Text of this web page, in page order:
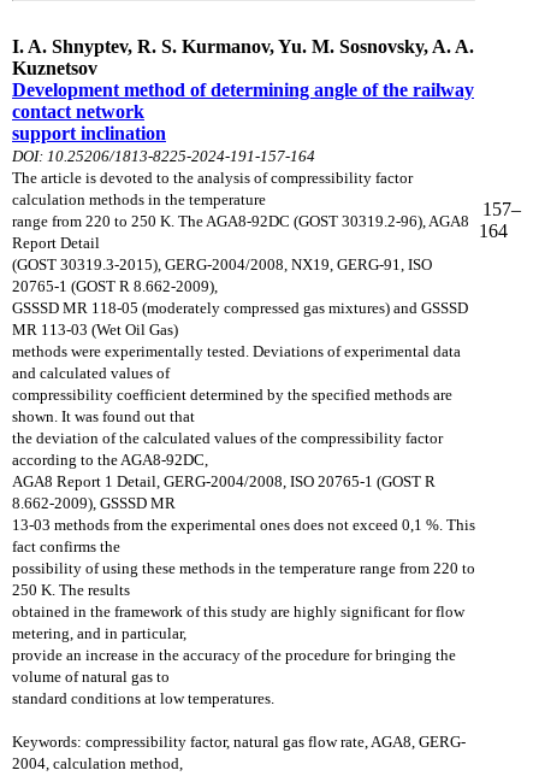
I. A. Shnyptev, R. S. Kurmanov, Yu. M. Sosnovsky, A. A.
Kuznetsov
Development method of determining angle of the railway
contact network
support inclination
DOI: 10.25206/1813-8225-2024-191-157-164
The article is devoted to the analysis of compressibility factor
calculation methods in the temperature
range from 220 to 250 K. The AGA8-92DC (GOST 30319.2-96), AGA8
Report Detail
(GOST 30319.3-2015), GERG-2004/2008, NX19, GERG-91, ISO
20765-1 (GOST R 8.662-2009),
GSSSD MR 118-05 (moderately compressed gas mixtures) and GSSSD
MR 113-03 (Wet Oil Gas)
methods were experimentally tested. Deviations of experimental data
and calculated values of
compressibility coefficient determined by the specified methods are
shown. It was found out that
the deviation of the calculated values of the compressibility factor
according to the AGA8-92DC,
AGA8 Report 1 Detail, GERG-2004/2008, ISO 20765-1 (GOST R
8.662-2009), GSSSD MR
13-03 methods from the experimental ones does not exceed 0,1 %. This
fact confirms the
possibility of using these methods in the temperature range from 220 to
250 K. The results
obtained in the framework of this study are highly significant for flow
metering, and in particular,
provide an increase in the accuracy of the procedure for bringing the
volume of natural gas to
standard conditions at low temperatures.
Keywords: сompressibility factor, natural gas flow rate, AGA8, GERG-
2004, calculation method,
157–
164